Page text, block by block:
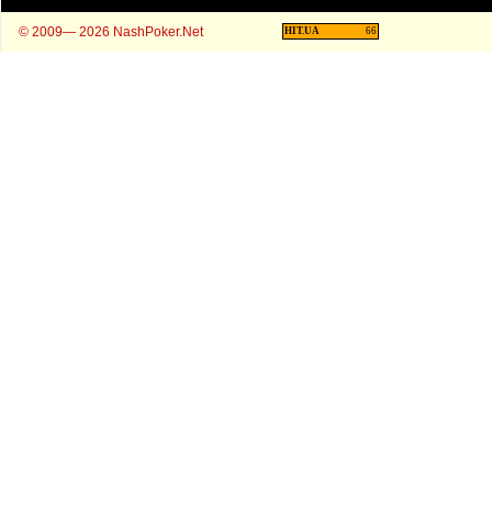
© 2009— 2026 NashPoker.Net HIT.UA 66